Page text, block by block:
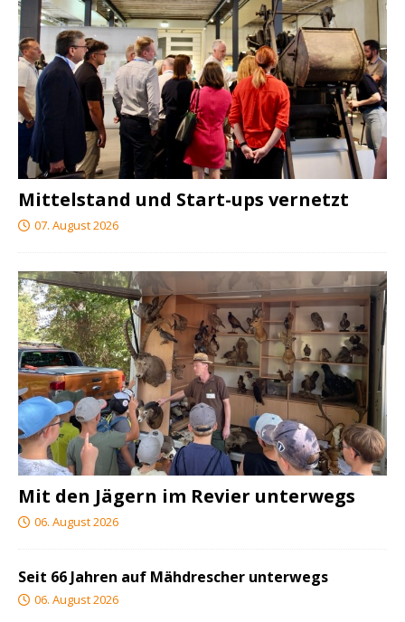
Mittelstand und Start-ups vernetzt
07. August 2026
Mit den Jägern im Revier unterwegs
06. August 2026
Seit 66 Jahren auf Mähdrescher unterwegs
06. August 2026